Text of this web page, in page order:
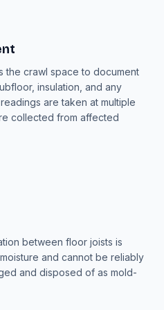
the crawl space to document
insulation, and any
are taken at multiple
collected from affected
between floor joists is
and cannot be reliably
and disposed of as mold-